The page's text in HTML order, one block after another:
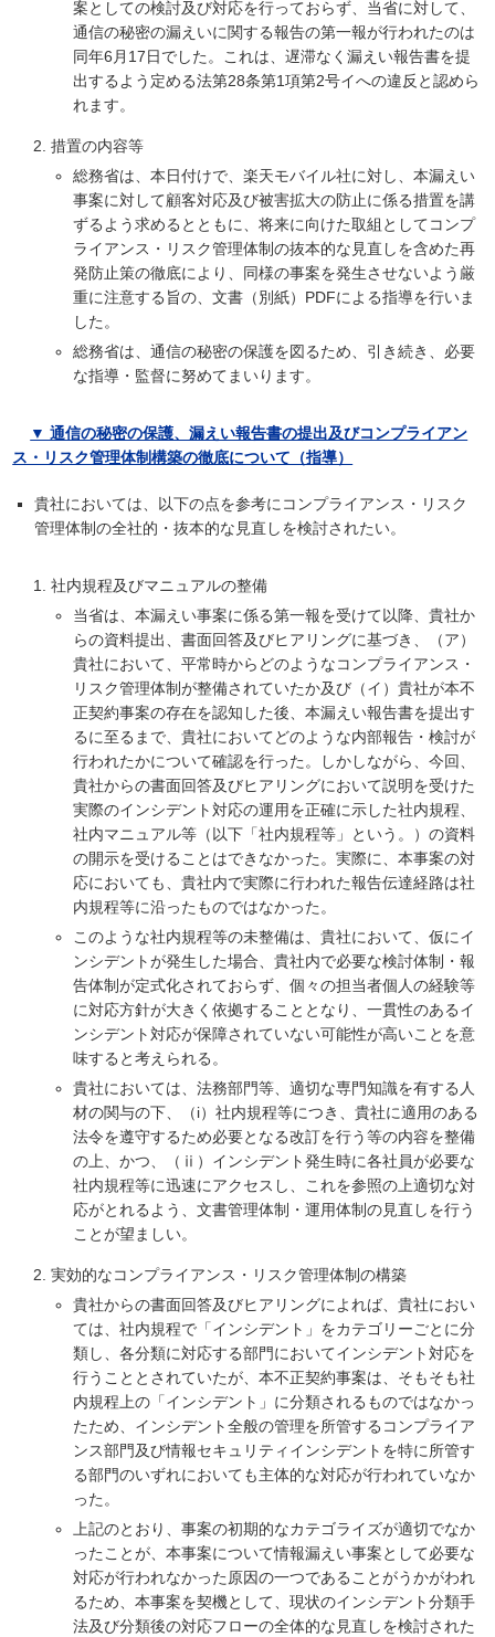
案としての検討及び対応を行っておらず、当省に対して、
通信の秘密の漏えいに関する報告の第一報が行われたのは
同年6月17日でした。これは、遅滞なく漏えい報告書を提
出するよう定める法第28条第1項第2号イへの違反と認めら
れます。
措置の内容等
総務省は、本日付けで、楽天モバイル社に対し、本漏えい
事案に対して顧客対応及び被害拡大の防止に係る措置を講
ずるよう求めるとともに、将来に向けた取組としてコンプ
ライアンス・リスク管理体制の抜本的な見直しを含めた再
発防止策の徹底により、同様の事案を発生させないよう厳
重に注意する旨の、文書（別紙）PDFによる指導を行いま
した。
総務省は、通信の秘密の保護を図るため、引き続き、必要
な指導・監督に努めてまいります。
▼ 通信の秘密の保護、漏えい報告書の提出及びコンプライアン
ス・リスク管理体制構築の徹底について（指導）
貴社においては、以下の点を参考にコンプライアンス・リスク
管理体制の全社的・抜本的な見直しを検討されたい。
社内規程及びマニュアルの整備
当省は、本漏えい事案に係る第一報を受けて以降、貴社か
らの資料提出、書面回答及びヒアリングに基づき、（ア）
貴社において、平常時からどのようなコンプライアンス・
リスク管理体制が整備されていたか及び（イ）貴社が本不
正契約事案の存在を認知した後、本漏えい報告書を提出す
るに至るまで、貴社においてどのような内部報告・検討が
行われたかについて確認を行った。しかしながら、今回、
貴社からの書面回答及びヒアリングにおいて説明を受けた
実際のインシデント対応の運用を正確に示した社内規程、
社内マニュアル等（以下「社内規程等」という。）の資料
の開示を受けることはできなかった。実際に、本事案の対
応においても、貴社内で実際に行われた報告伝達経路は社
内規程等に沿ったものではなかった。
このような社内規程等の未整備は、貴社において、仮にイ
ンシデントが発生した場合、貴社内で必要な検討体制・報
告体制が定式化されておらず、個々の担当者個人の経験等
に対応方針が大きく依拠することとなり、一貫性のあるイ
ンシデント対応が保障されていない可能性が高いことを意
味すると考えられる。
貴社においては、法務部門等、適切な専門知識を有する人
材の関与の下、（i）社内規程等につき、貴社に適用のある
法令を遵守するため必要となる改訂を行う等の内容を整備
の上、かつ、（ⅱ）インシデント発生時に各社員が必要な
社内規程等に迅速にアクセスし、これを参照の上適切な対
応がとれるよう、文書管理体制・運用体制の見直しを行う
ことが望ましい。
実効的なコンプライアンス・リスク管理体制の構築
貴社からの書面回答及びヒアリングによれば、貴社におい
ては、社内規程で「インシデント」をカテゴリーごとに分
類し、各分類に対応する部門においてインシデント対応を
行うこととされていたが、本不正契約事案は、そもそも社
内規程上の「インシデント」に分類されるものではなかっ
たため、インシデント全般の管理を所管するコンプライア
ンス部門及び情報セキュリティインシデントを特に所管す
る部門のいずれにおいても主体的な対応が行われていなか
った。
上記のとおり、事案の初期的なカテゴライズが適切でなか
ったことが、本事案について情報漏えい事案として必要な
対応が行われなかった原因の一つであることがうかがわれ
るため、本事案を契機として、現状のインシデント分類手
法及び分類後の対応フローの全体的な見直しを検討された